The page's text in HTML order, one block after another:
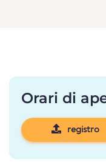
Orari di
registro